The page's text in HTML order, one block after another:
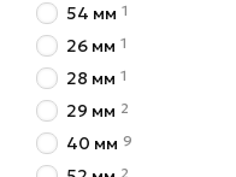
54 мм 1
26 мм 1
28 мм 1
29 мм 2
40 мм 9
2